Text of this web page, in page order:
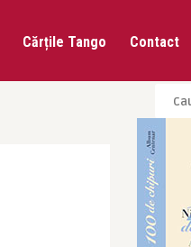
Cărțile Tango Contact